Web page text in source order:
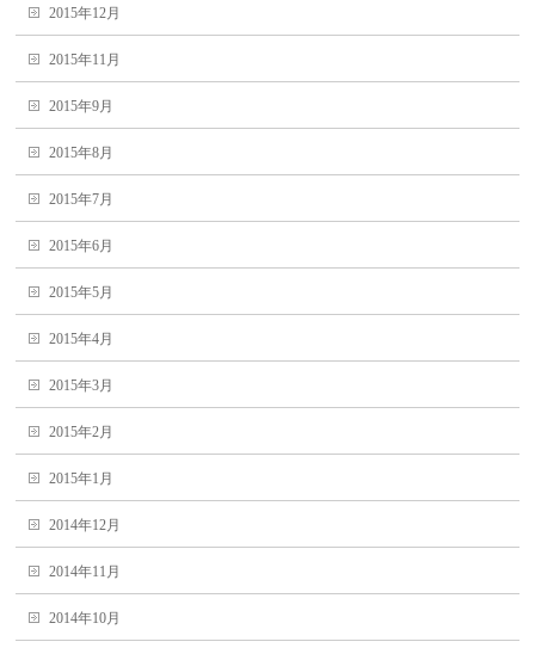
2015年12月
2015年11月
2015年9月
2015年8月
2015年7月
2015年6月
2015年5月
2015年4月
2015年3月
2015年2月
2015年1月
2014年12月
2014年11月
2014年10月